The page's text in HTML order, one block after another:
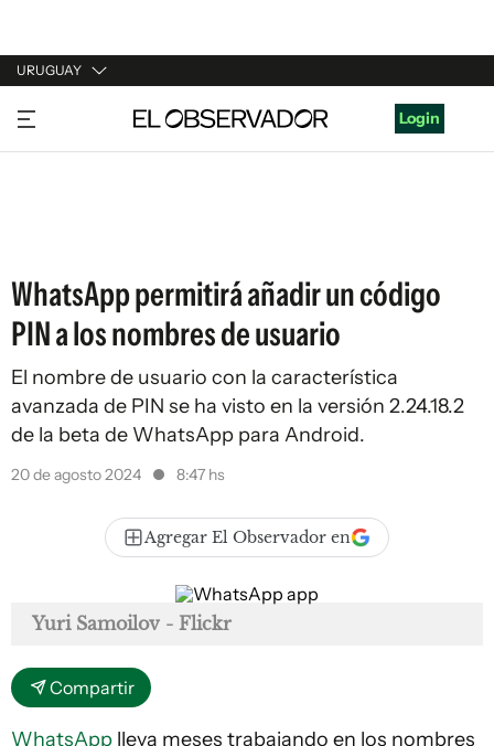
URUGUAY
URUGUAY
ARGENTINA
Login
WhatsApp permitirá añadir un código
PIN a los nombres de usuario
El nombre de usuario con la característica
avanzada de PIN se ha visto en la versión 2.24.18.2
de la beta de WhatsApp para Android.
20 de agosto 2024 8:47 hs
Agregar El Observador en
Yuri Samoilov - Flickr
Compartir
WhatsApp lleva meses trabajando en los nombres